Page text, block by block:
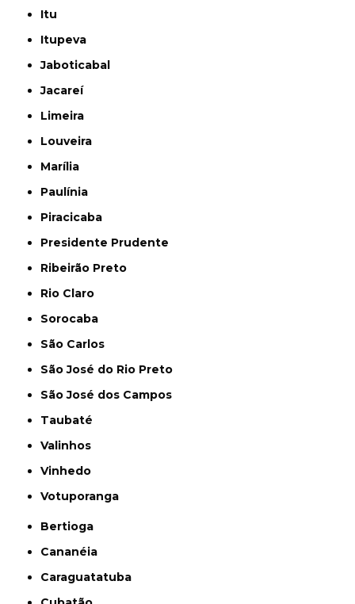
Itu
Itupeva
Jaboticabal
Jacareí
Limeira
Louveira
Marília
Paulínia
Piracicaba
Presidente Prudente
Ribeirão Preto
Rio Claro
Sorocaba
São Carlos
São José do Rio Preto
São José dos Campos
Taubaté
Valinhos
Vinhedo
Votuporanga
Bertioga
Cananéia
Caraguatatuba